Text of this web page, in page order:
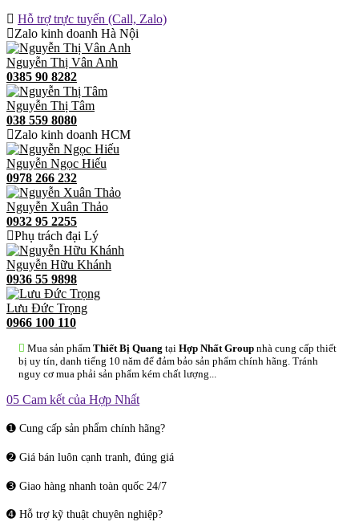
Hỗ trợ trực tuyến (Call, Zalo)
Zalo kinh doanh Hà Nội
Nguyễn Thị Vân Anh
0385 90 8282
Nguyễn Thị Tâm
038 559 8080
Zalo kinh doanh HCM
Nguyễn Ngọc Hiếu
0978 266 232
Nguyễn Xuân Thảo
0932 95 2255
Phụ trách đại Lý
Nguyễn Hữu Khánh
0936 55 9898
Lưu Đức Trọng
0966 100 110
Mua sản phẩm Thiết Bị Quang tại Hợp Nhất Group nhà cung cấp thiết
bị uy tín, danh tiếng 10 năm để đảm bảo sản phẩm chính hãng. Tránh
nguy cơ mua phải sản phẩm kém chất lượng...
05 Cam kết của Hợp Nhất
➊ Cung cấp sản phẩm chính hãng?
➋ Giá bán luôn cạnh tranh, đúng giá
➌ Giao hàng nhanh toàn quốc 24/7
➍ Hỗ trợ kỹ thuật chuyên nghiệp?